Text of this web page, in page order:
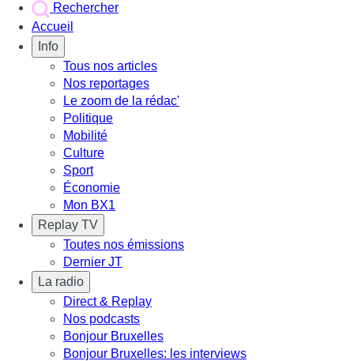
Rechercher
Accueil
Info
Tous nos articles
Nos reportages
Le zoom de la rédac'
Politique
Mobilité
Culture
Sport
Économie
Mon BX1
Replay TV
Toutes nos émissions
Dernier JT
La radio
Direct & Replay
Nos podcasts
Bonjour Bruxelles
Bonjour Bruxelles: les interviews